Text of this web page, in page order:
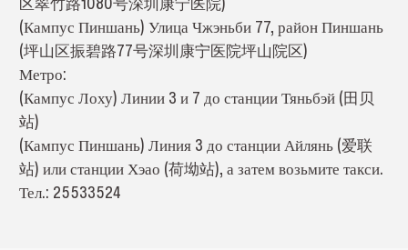
(Кампус Пиншань) Улица Чжэньби 77, район Пиншань
(坪山区振碧路77号深圳康宁医院坪山院区)
Метро:
(Кампус Лоху) Линии 3 и 7 до станции Тяньбэй (田贝
站)
(Кампус Пиншань) Линия 3 до станции Айлянь (爱联
站) или станции Хэао (荷坳站), а затем возьмите такси.
Тел.: 25533524